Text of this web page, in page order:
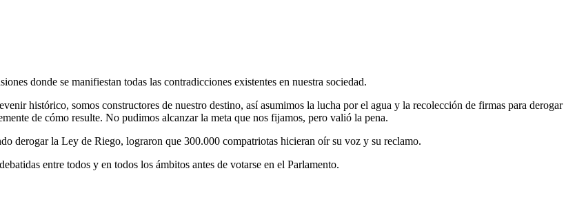
donde se manifiestan todas las contradicciones existentes en nuestra sociedad.
histórico, somos constructores de nuestro destino, así asumimos la lucha por el agua y la recolección de firmas para derogar
de cómo resulte. No pudimos alcanzar la meta que nos fijamos, pero valió la pena.
derogar la Ley de Riego, lograron que 300.000 compatriotas hicieran oír su voz y su reclamo.
entre todos y en todos los ámbitos antes de votarse en el Parlamento.